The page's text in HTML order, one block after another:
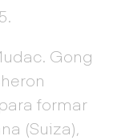
Gong
formar
(Suiza),